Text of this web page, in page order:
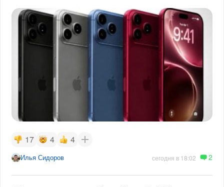
17 4 4
Илья Сидоров сегодня в 18:02 2